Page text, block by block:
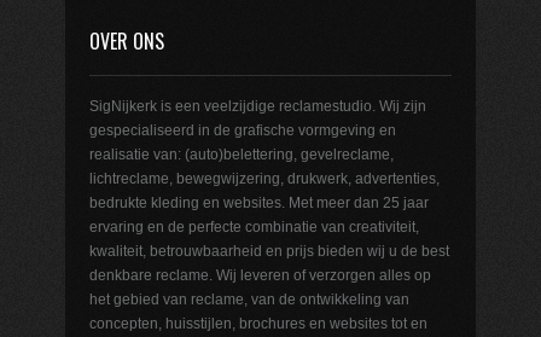
OVER ONS
SigNijkerk is een veelzijdige reclamestudio. Wij zijn
gespecialiseerd in de grafische vormgeving en
realisatie van: (auto)belettering, gevelreclame,
lichtreclame, bewegwijzering, drukwerk, advertenties,
bedrukte kleding en websites. Met meer dan 25 jaar
ervaring en de perfecte combinatie van creativiteit,
kwaliteit, betrouwbaarheid en prijs bieden wij u de best
denkbare reclame. Wij leveren of verzorgen alles op
het gebied van reclame, van de ontwikkeling van
concepten, huisstijlen, brochures en websites tot en